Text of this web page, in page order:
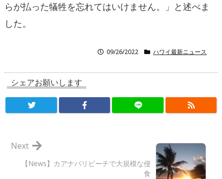
らが払った犠牲を忘れてはいけません。」と述べま
した。
09/26/2022 ハワイ最新ニュース
シェアお願いします
【News】カアナパリビーチで大規模な侵
食
Next